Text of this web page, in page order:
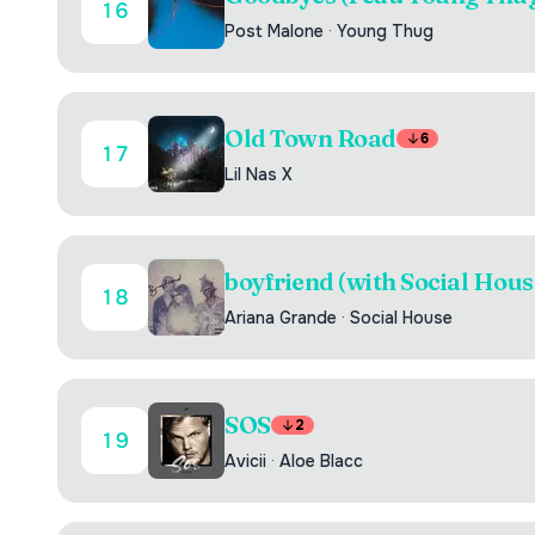
16
Post Malone · Young Thug
17
Old Town Road 6
Lil Nas X
18
boyfriend (with Social
Ariana Grande · Social House
19
SOS 2
Avicii · Aloe Blacc